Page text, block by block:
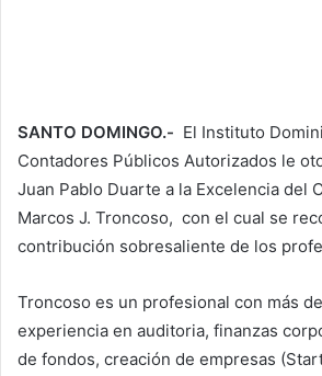
SANTO DOMINGO.- El Instituto
Contadores Públicos Autorizados le
Juan Pablo Duarte a la Excelencia del
Marcos J. Troncoso, con el cual se
contribución sobresaliente de los
Troncoso es un profesional con más
experiencia en auditoria, finanzas
de fondos, creación de empresas